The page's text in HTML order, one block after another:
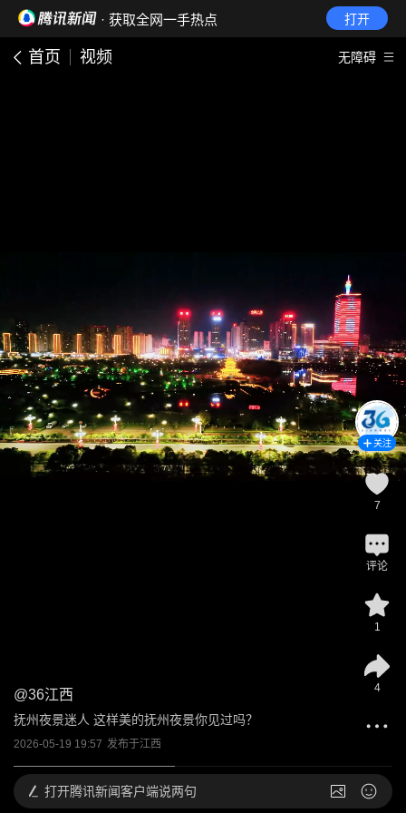
· 获取全网一手热点 打开
首页 视频 无障碍
@36江西
抚州夜景迷人 这样美的抚州夜景你见过吗？
2026-05-19 19:57 发布于江西
关注
7
评论
1
4
打开腾讯新闻客户端说两句